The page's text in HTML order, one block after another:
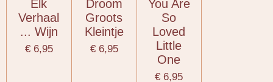
Elk
Verhaal
... Wijn
€ 6,95
Droom
Groots
Kleintje
€ 6,95
You Are
So
Loved
Little
One
€ 6,95